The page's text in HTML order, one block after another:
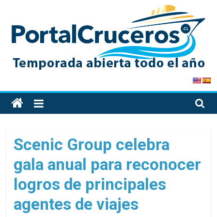
content
PortalCruceros
Toda
la
de
cruceros
en
un
solo
Scenic Group celebra
gala anual para reconocer
logros de principales
agentes de viajes